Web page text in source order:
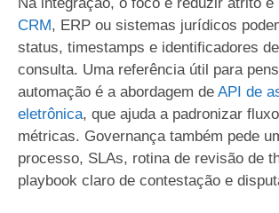
CRM, ERP ou sistemas jurídicos
status, timestamps e identificadores
consulta. Uma referência útil para
automação é a abordagem de API de
eletrônica, que ajuda a padronizar
métricas. Governança também pede
processo, SLAs, rotina de revisão de
playbook claro de contestação e